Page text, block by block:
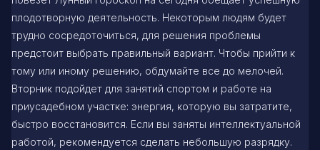
плодотворную деятельность. Некоторым людям будет
трудно сосредоточиться, для решения проблемы
предстоит выбрать правильный вариант. Чтобы прийти к
тому или иному решению, обдумайте все до мелочей.
Вторник подойдет для занятий спортом и работе на
приусадебном участке: энергия, которую вы затратите,
быстро восстановится. Если вы заняты интеллектуальной
работой, рекомендуется сделать небольшую разрядку.